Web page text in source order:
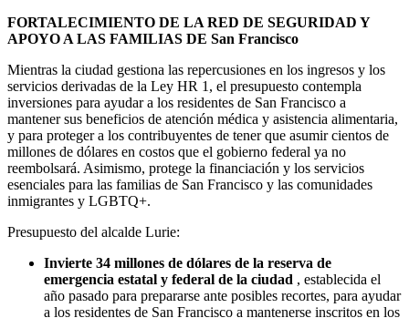
FORTALECIMIENTO DE LA RED DE SEGURIDAD Y
APOYO A LAS FAMILIAS DE San Francisco
Mientras la ciudad gestiona las repercusiones en los ingresos y los
servicios derivadas de la Ley HR 1, el presupuesto contempla
inversiones para ayudar a los residentes de San Francisco a
mantener sus beneficios de atención médica y asistencia alimentaria,
y para proteger a los contribuyentes de tener que asumir cientos de
millones de dólares en costos que el gobierno federal ya no
reembolsará. Asimismo, protege la financiación y los servicios
esenciales para las familias de San Francisco y las comunidades
inmigrantes y LGBTQ+.
Presupuesto del alcalde Lurie:
Invierte 34 millones de dólares de la reserva de
emergencia estatal y federal de la ciudad , establecida el
año pasado para prepararse ante posibles recortes, para ayudar
a los residentes de San Francisco a mantenerse inscritos en los